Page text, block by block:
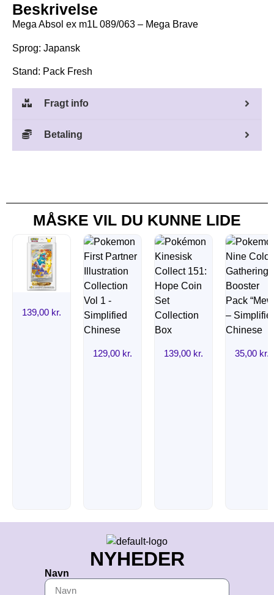
Beskrivelse
Mega Absol ex m1L 089/063 – Mega Brave
Sprog: Japansk
Stand: Pack Fresh
Fragt info
Betaling
MÅSKE VIL DU KUNNE LIDE
139,00 kr.
129,00 kr. 139,00 kr. 35,00 kr.
NYHEDER
Navn